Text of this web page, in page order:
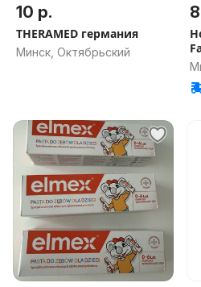
10 р.
THERAMED германия
Минск, Октябрьский